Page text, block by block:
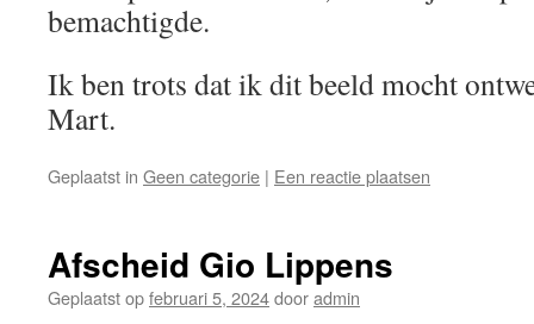
bemachtigde.
Ik ben trots dat ik dit beeld mocht
Mart.
Geplaatst in Geen categorie | Een reactie plaatsen
Afscheid Gio Lippens
Geplaatst opfebruari 5, 2024dooradmin